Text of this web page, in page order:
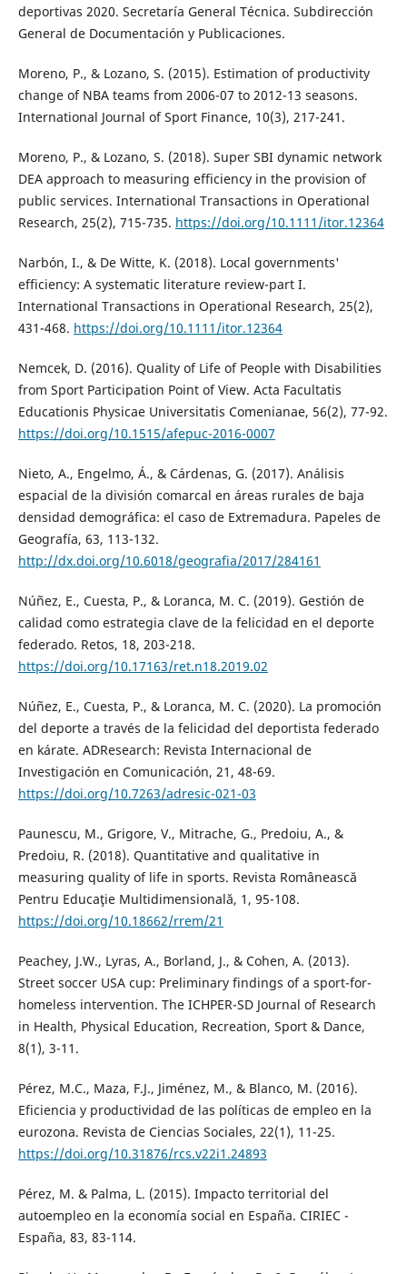
deportivas 2020. Secretaría General Técnica. Subdirección
General de Documentación y Publicaciones.
Moreno, P., & Lozano, S. (2015). Estimation of productivity
change of NBA teams from 2006-07 to 2012-13 seasons.
International Journal of Sport Finance, 10(3), 217-241.
Moreno, P., & Lozano, S. (2018). Super SBI dynamic network
DEA approach to measuring efficiency in the provision of
public services. International Transactions in Operational
Research, 25(2), 715-735. https://doi.org/10.1111/itor.12364
Narbón, I., & De Witte, K. (2018). Local governments'
efficiency: A systematic literature review-part I.
International Transactions in Operational Research, 25(2),
431-468. https://doi.org/10.1111/itor.12364
Nemcek, D. (2016). Quality of Life of People with Disabilities
from Sport Participation Point of View. Acta Facultatis
Educationis Physicae Universitatis Comenianae, 56(2), 77-92.
https://doi.org/10.1515/afepuc-2016-0007
Nieto, A., Engelmo, Á., & Cárdenas, G. (2017). Análisis
espacial de la división comarcal en áreas rurales de baja
densidad demográfica: el caso de Extremadura. Papeles de
Geografía, 63, 113-132.
http://dx.doi.org/10.6018/geografia/2017/284161
Núñez, E., Cuesta, P., & Loranca, M. C. (2019). Gestión de
calidad como estrategia clave de la felicidad en el deporte
federado. Retos, 18, 203-218.
https://doi.org/10.17163/ret.n18.2019.02
Núñez, E., Cuesta, P., & Loranca, M. C. (2020). La promoción
del deporte a través de la felicidad del deportista federado
en kárate. ADResearch: Revista Internacional de
Investigación en Comunicación, 21, 48-69.
https://doi.org/10.7263/adresic-021-03
Paunescu, M., Grigore, V., Mitrache, G., Predoiu, A., &
Predoiu, R. (2018). Quantitative and qualitative in
measuring quality of life in sports. Revista Românească
Pentru Educaţie Multidimensională, 1, 95-108.
https://doi.org/10.18662/rrem/21
Peachey, J.W., Lyras, A., Borland, J., & Cohen, A. (2013).
Street soccer USA cup: Preliminary findings of a sport-for-
homeless intervention. The ICHPER-SD Journal of Research
in Health, Physical Education, Recreation, Sport & Dance,
8(1), 3-11.
Pérez, M.C., Maza, F.J., Jiménez, M., & Blanco, M. (2016).
Eficiencia y productividad de las políticas de empleo en la
eurozona. Revista de Ciencias Sociales, 22(1), 11-25.
https://doi.org/10.31876/rcs.v22i1.24893
Pérez, M. & Palma, L. (2015). Impacto territorial del
autoempleo en la economía social en España. CIRIEC -
España, 83, 83-114.